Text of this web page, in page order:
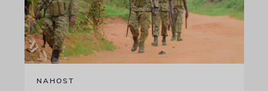
NAHOST